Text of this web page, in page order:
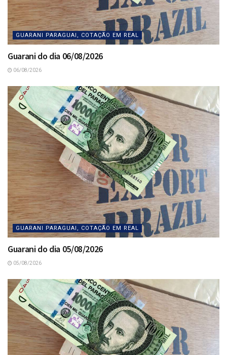
GUARANI PARAGUAI, COTAÇÃO EM REAL
Guarani do dia 06/08/2026
06/08/2026
GUARANI PARAGUAI, COTAÇÃO EM REAL
Guarani do dia 05/08/2026
05/08/2026